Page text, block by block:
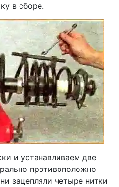
в сборе.
и устанавливаем две
противоположно
зацепляли четыре нитки